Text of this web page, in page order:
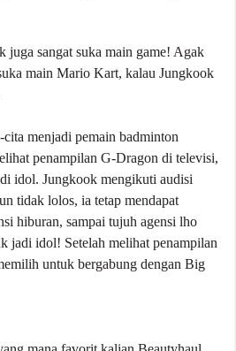
juga sangat suka main game! Agak
main Mario Kart, kalau Jungkook
menjadi pemain badminton
penampilan G-Dragon di televisi,
idol. Jungkook mengikuti audisi
tidak lolos, ia tetap mendapat
hiburan, sampai tujuh agensi lho
jadi idol! Setelah melihat penampilan
untuk bergabung dengan Big